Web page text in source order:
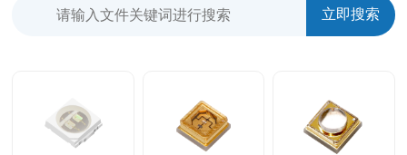
背光指示系列